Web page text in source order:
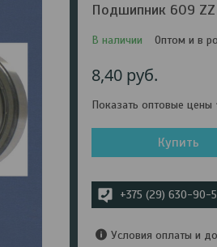
Подшипник 609 ZZ
В наличии Оптом и в
8,40 руб.
Показать оптовые цены
Купить
+375 (29) 630-90-
Условия оплаты и